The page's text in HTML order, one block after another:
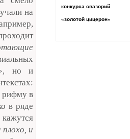
на
но и
рифму в
в ряде
плохо, и
конкурса свазорий
«золотой цицерон»